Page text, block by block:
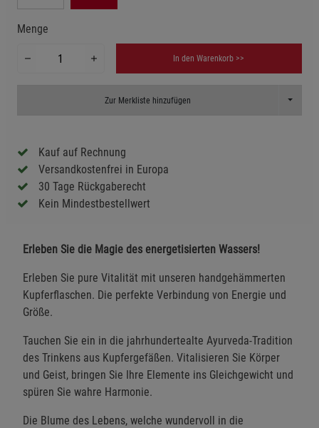
Menge
In den Warenkorb >>
Zur Merkliste hinzufügen Toggle
Kauf auf Rechnung
Versandkostenfrei in Europa
30 Tage Rückgaberecht
Kein Mindestbestellwert
Erleben Sie die Magie des energetisierten Wassers!
Erleben Sie pure Vitalität mit unseren handgehämmerten
Kupferflaschen. Die perfekte Verbindung von Energie und
Größe.
Tauchen Sie ein in die jahrhundertealte Ayurveda-Tradition
des Trinkens aus Kupfergefäßen. Vitalisieren Sie Körper
und Geist, bringen Sie Ihre Elemente ins Gleichgewicht und
spüren Sie wahre Harmonie.
Die Blume des Lebens, welche wundervoll in die